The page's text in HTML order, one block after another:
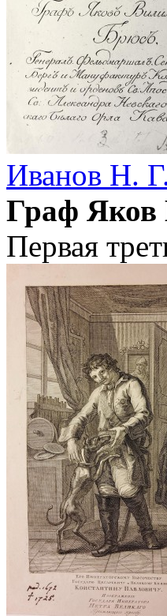
Иванов Н.
Граф
Первая